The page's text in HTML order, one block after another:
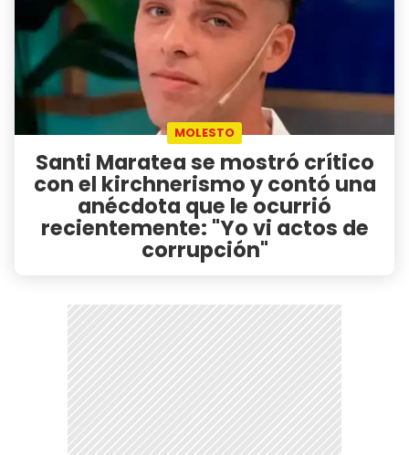
MOLESTO
Santi Maratea se mostró crítico
con el kirchnerismo y contó una
anécdota que le ocurrió
recientemente: "Yo vi actos de
corrupción"